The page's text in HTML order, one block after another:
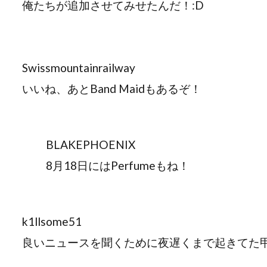
俺たちが追加させてみせたんだ！:D
Swissmountainrailway
いいね、あとBand Maidもあるぞ！
BLAKEPHOENIX
8月18日にはPerfumeもね！
k1llsome51
良いニュースを聞くために夜遅くまで起きてた